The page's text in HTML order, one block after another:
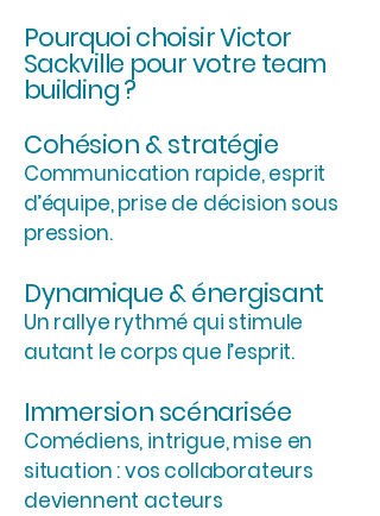
Pourquoi choisir Victor
Sackville pour votre team
building ?
Cohésion & stratégie
Communication rapide, esprit
d’équipe, prise de décision sous
pression.
Dynamique & énergisant
Un rallye rythmé qui stimule
autant le corps que l’esprit.
Immersion scénarisée
Comédiens, intrigue, mise en
situation : vos collaborateurs
deviennent acteurs